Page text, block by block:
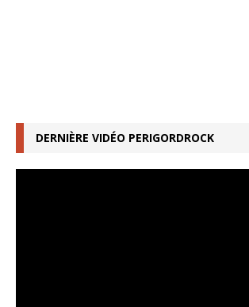
DERNIÈRE VIDÉO PERIGORDROCK